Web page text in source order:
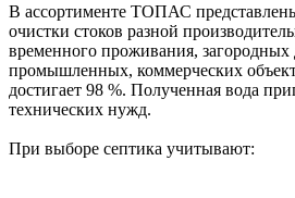
В ассортименте ТОПАС
очистки стоков разной
временного проживания, загородных
промышленных, коммерческих
достигает 98 %. Полученная вода
технических нужд.
При выборе септика учитывают: